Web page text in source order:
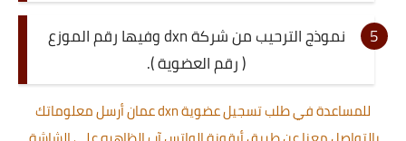
نموذج الترحيب من شركة dxn وفيها رقم الموزع
( رقم العضوية ).
للمساعدة في طلب تسجيل عضوية dxn عمان أرسل معلوماتك